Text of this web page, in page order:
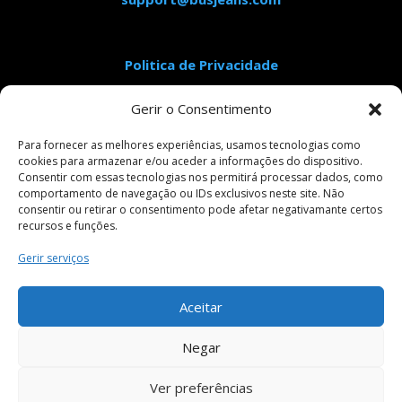
Gerir o Consentimento
Para fornecer as melhores experiências, usamos tecnologias como
cookies para armazenar e/ou aceder a informações do dispositivo.
Consentir com essas tecnologias nos permitirá processar dados, como
comportamento de navegação ou IDs exclusivos neste site. Não
consentir ou retirar o consentimento pode afetar negativamante certos
recursos e funções.
Gerir serviços
Aceitar
Negar
Ver preferências
Politica de Privacidade
Aviso Legal
Condições Gerais de Venda
Livro de Reclamações
Pagamentos Seguros
Siga-nos em: